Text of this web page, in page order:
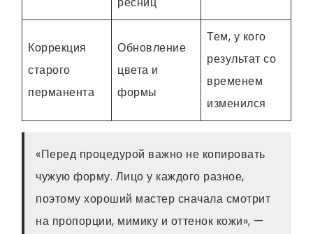
Коррекция
старого
перманента
Обновление
цвета и
формы
Тем, у кого
результат со
временем
изменился
«Перед процедурой важно не копировать
чужую форму. Лицо у каждого разное,
поэтому хороший мастер сначала смотрит
на пропорции, мимику и оттенок кожи», —